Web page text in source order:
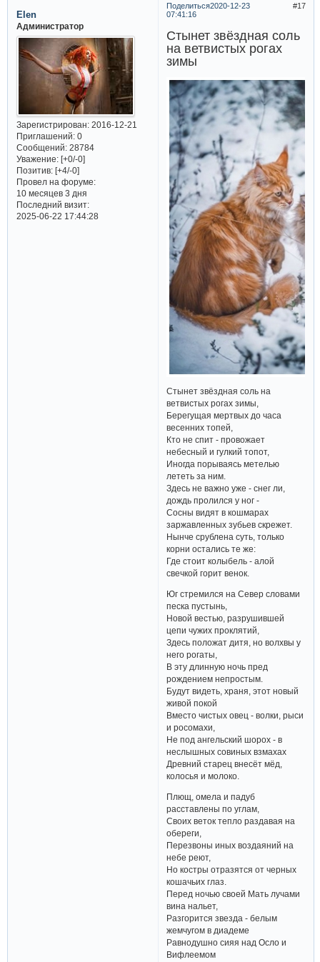
Поделиться 17
2020-12-23
07:41:16
Elen
Администратор
Зарегистрирован: 2016-12-21
Приглашений:0
Сообщений:28784
Уважение: [+0/-0]
Позитив: [+4/-0]
Провел на форуме:
10 месяцев 3 дня
Последний визит:
2025-06-22 17:44:28
Стынет звёздная соль
на ветвистых рогах
зимы
Стынет звёздная соль на
ветвистых рогах зимы,
Берегущая мертвых до часа
весенних топей,
Кто не спит - провожает
небесный и гулкий топот,
Иногда порываясь метелью
лететь за ним.
Здесь не важно уже - снег ли,
дождь пролился у ног -
Сосны видят в кошмарах
заржавленных зубьев скрежет.
Нынче срублена суть, только
корни остались те же:
Где стоит колыбель - алой
свечкой горит венок.
Юг стремился на Север словами
песка пустынь,
Новой вестью, разрушившей
цепи чужих проклятий,
Здесь положат дитя, но волхвы у
него рогаты,
В эту длинную ночь пред
рождением непростым.
Будут видеть, храня, этот новый
живой покой
Вместо чистых овец - волки, рыси
и росомахи,
Не под ангельский шорох - в
неслышных совиных взмахах
Древний старец внесёт мёд,
колосья и молоко.
Плющ, омела и падуб
расставлены по углам,
Своих веток тепло раздавая на
обереги,
Перезвоны иных воздаяний на
небе реют,
Но костры отразятся от черных
кошачьих глаз.
Перед ночью своей Мать лучами
вина нальет,
Разгорится звезда - белым
жемчугом в диадеме
Равнодушно сияя над Осло и
Вифлеемом